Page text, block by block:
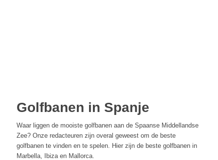
Golfbanen in Spanje
Waar liggen de mooiste golfbanen aan de Spaanse Middellandse
Zee? Onze redacteuren zijn overal geweest om de beste
golfbanen te vinden en te spelen. Hier zijn de beste golfbanen in
Marbella, Ibiza en Mallorca.